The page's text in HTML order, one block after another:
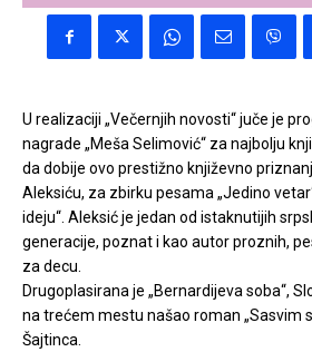
U realizaciji „Večernjih novosti“ juče je
nagrade „Meša Selimović“ za najbolju
da dobije ovo prestižno književno
Aleksiću, za zbirku pesama „Jedino
ideju“. Aleksić je jedan od istaknutijih
generacije, poznat i kao autor proznih,
za decu.
Drugoplasirana je „Bernardijeva soba“,
na trećem mestu našao roman „Sasvim
Šajtinca.